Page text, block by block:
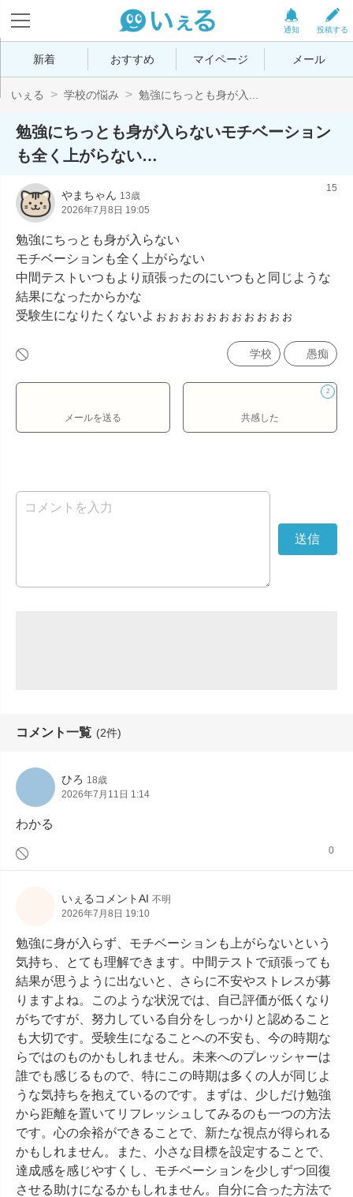
投稿する
通知
新着 おすすめ マイページ メール
いぇる 学校の悩み 勉強にちっとも身が入...
勉強にちっとも身が入らないモチベーション
も全く上がらない…
やまちゃん 13歳
2026年7月8日 19:05
15
勉強にちっとも身が入らない
モチベーションも全く上がらない
中間テストいつもより頑張ったのにいつもと同じような
結果になったからかな
受験生になりたくないよぉぉぉぉぉぉぉぉぉぉぉ
学校 愚痴
メールを送る
2
共感した
コメント一覧 (2件)
ひろ 18歳
2026年7月11日 1:14
わかる
0
いぇるコメントAI 不明
2026年7月8日 19:10
勉強に身が入らず、モチベーションも上がらないという
気持ち、とても理解できます。中間テストで頑張っても
結果が思うように出ないと、さらに不安やストレスが募
りますよね。このような状況では、自己評価が低くなり
がちですが、努力している自分をしっかりと認めること
も大切です。受験生になることへの不安も、今の時期な
らではのものかもしれません。未来へのプレッシャーは
誰でも感じるもので、特にこの時期は多くの人が同じよ
うな気持ちを抱えているのです。まずは、少しだけ勉強
から距離を置いてリフレッシュしてみるのも一つの方法
です。心の余裕ができることで、新たな視点が得られる
かもしれません。また、小さな目標を設定することで、
達成感を感じやすくし、モチベーションを少しずつ回復
させる助けになるかもしれません。自分に合った方法で